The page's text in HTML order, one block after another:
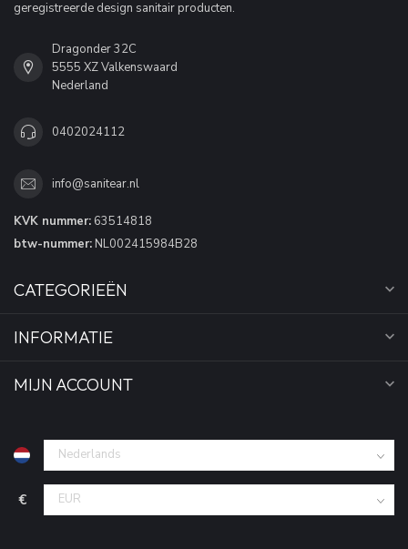
geregistreerde design sanitair producten.
Dragonder 32C
5555 XZ Valkenswaard
Nederland
0402024112
info@sanitear.nl
KVK nummer: 63514818
btw-nummer: NL002415984B28
CATEGORIEËN
INFORMATIE
MIJN ACCOUNT
€